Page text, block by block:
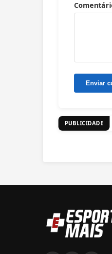
PUBLICIDADE